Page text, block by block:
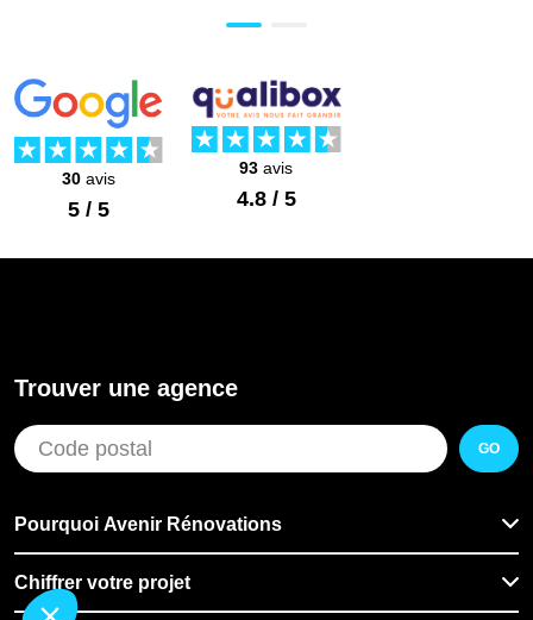
30 avis
5 / 5
93 avis
4.8 / 5
Trouver une agence
GO
Pourquoi Avenir Rénovations
Chiffrer votre projet